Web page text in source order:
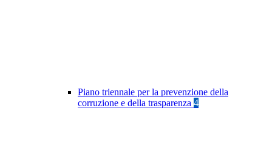
Piano triennale per la prevenzione della
corruzione e della trasparenza 4